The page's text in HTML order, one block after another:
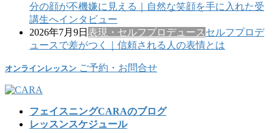
分の顔が不機嫌に見える｜自然な笑顔を手に入れた受
講生へインタビュー
2026年7月9日 表現・セルフプロデュース セルフプロデ
ュースで差がつく｜信頼される人の表情とは
オンラインレッスン ご予約・お問合せ
フェイスニングCARAのブログ
レッスンスケジュール